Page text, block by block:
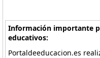
Información importante
educativos:
Portaldeeducacion.es